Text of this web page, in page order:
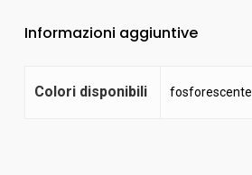
Informazioni aggiuntive
Colori disponibili fosforescente